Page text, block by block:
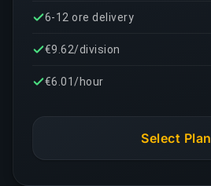
6-12 ore delivery
€9.62/division
€6.01/hour
Select Plan